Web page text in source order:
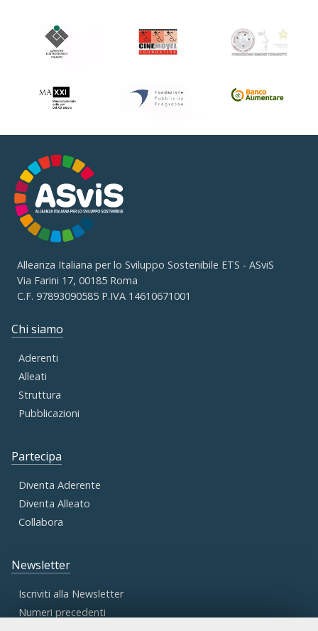
Alleanza Italiana per lo Sviluppo Sostenibile ETS - ASviS
Via Farini 17, 00185 Roma
C.F. 97893090585 P.IVA 14610671001
Chi siamo
Aderenti
Alleati
Struttura
Pubblicazioni
Partecipa
Diventa Aderente
Diventa Alleato
Collabora
Newsletter
Iscriviti alla Newsletter
Numeri precedenti